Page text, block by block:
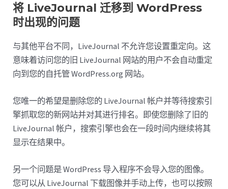
将 LiveJournal 迁移到 WordPress
时出现的问题
与其他平台不同，LiveJournal 不允许您设置重定向。这
意味着访问您的旧 LiveJournal 网站的用户不会自动重定
向到您的自托管 WordPress.org 网站。
您唯一的希望是删除您的 LiveJournal 帐户并等待搜索引
擎抓取您的新网站并对其进行排名。即使您删除了旧的
LiveJournal 帐户，搜索引擎也会在一段时间内继续将其
显示在结果中。
另一个问题是 WordPress 导入程序不会导入您的图像。
您可以从 LiveJournal 下载图像并手动上传，也可以按照